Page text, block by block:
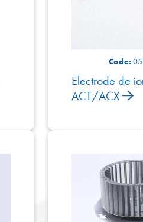
Code:05
Electrode de
ACT/ACX